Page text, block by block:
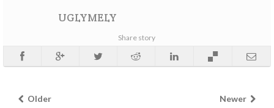
UGLYMELY
Share story
Older Newer